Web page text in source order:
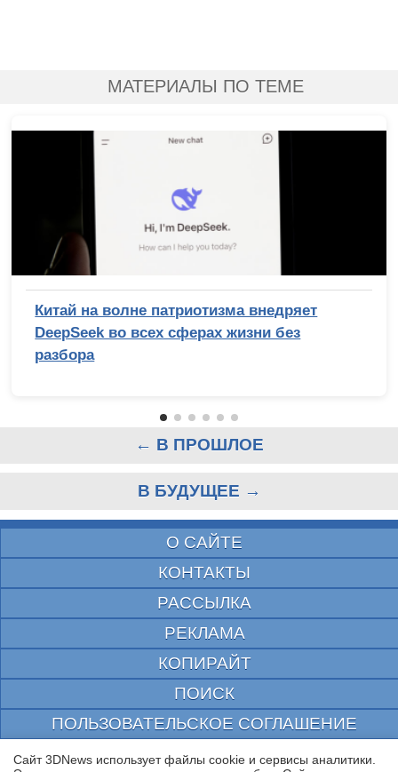
МАТЕРИАЛЫ ПО ТЕМЕ
Китай на волне патриотизма внедряет
DeepSeek во всех сферах жизни без
разбора
← В ПРОШЛОЕ
В БУДУЩЕЕ →
О САЙТЕ
КОНТАКТЫ
РАССЫЛКА
РЕКЛАМА
КОПИРАЙТ
ПОИСК
ПОЛЬЗОВАТЕЛЬСКОЕ СОГЛАШЕНИЕ
ЗАЩИЩЕНО CURATOR
Сайт 3DNews использует файлы cookie и сервисы аналитики.